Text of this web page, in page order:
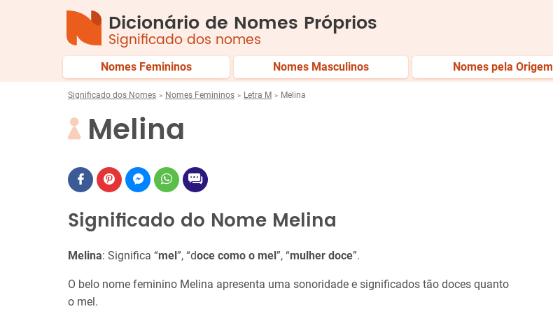
Dicionário de Nomes Próprios
Significado dos nomes
Nomes Femininos Nomes Masculinos Nomes pela Origem
Significado dos Nomes Nomes Femininos Letra M Melina
Melina
Significado do Nome Melina
Melina: Significa “mel”, “doce como o mel”, “mulher doce”.
O belo nome feminino Melina apresenta uma sonoridade e significados tão doces quanto
o mel.